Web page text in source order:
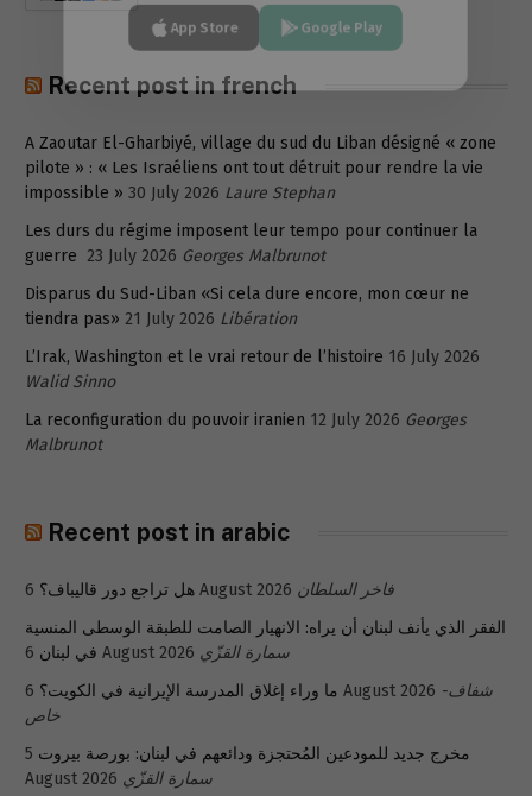
Recent post in french
A Zaoutar El-Gharbiyé, village du sud du Liban désigné « zone
pilote » : « Les Israéliens ont tout détruit pour rendre la vie
impossible » 30 July 2026 Laure Stephan
Les durs du régime imposent leur tempo pour continuer la
guerre 23 July 2026 Georges Malbrunot
Disparus du Sud-Liban «Si cela dure encore, mon cœur ne
tiendra pas» 21 July 2026 Libération
L’Irak, Washington et le vrai retour de l’histoire 16 July 2026
Walid Sinno
La reconfiguration du pouvoir iranien 12 July 2026 Georges
Malbrunot
Recent post in arabic
هل تراجع دور قاليباف؟ 6 August 2026 فاخر السلطان
الفقر الذي يأنف لبنان أن يراه: الانهيار الصامت للطبقة الوسطى المنسية
في لبنان 6 August 2026 سمارة القزّي
ما وراء إغلاق المدرسة الإيرانية في الكويت؟ 6 August 2026 شفاف-
خاص
مخرج جديد للمودعين المُحتجزة ودائعهم في لبنان: بورصة بيروت 5
August 2026 سمارة القزّي
App Store Google Play